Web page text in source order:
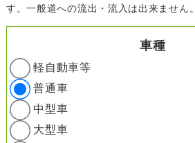
す。一般道への流出・流入は出来ません。
車種
軽自動車等
普通車
中型車
大型車